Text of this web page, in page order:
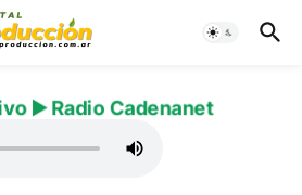
▶️ Radio Cadenanet